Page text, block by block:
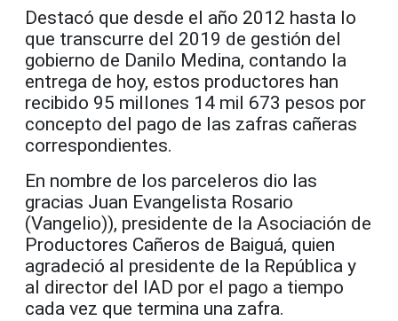
Destacó que desde el año 2012 hasta lo
que transcurre del 2019 de gestión del
gobierno de Danilo Medina, contando la
entrega de hoy, estos productores han
recibido 95 millones 14 mil 673 pesos por
concepto del pago de las zafras cañeras
correspondientes.
En nombre de los parceleros dio las
gracias Juan Evangelista Rosario
(Vangelio)), presidente de la Asociación de
Productores Cañeros de Baiguá, quien
agradeció al presidente de la República y
al director del IAD por el pago a tiempo
cada vez que termina una zafra.